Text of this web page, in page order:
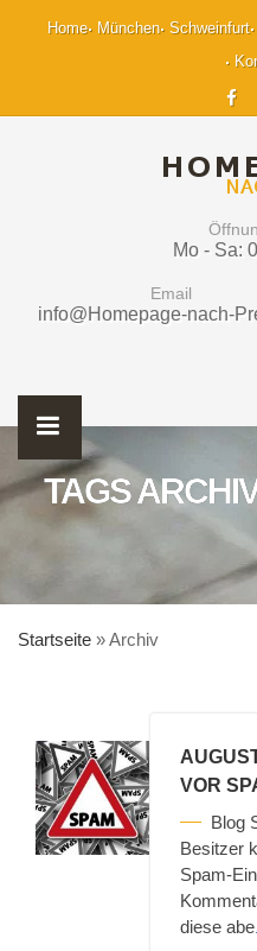
Home München Schweinfurt
Mo - Sa:
Email
info@Homepage-nach-
TAGS
Startseite »Archiv
VOR
Blog
Besitzer
Spam-
diese abe